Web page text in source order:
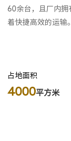
60余台，且厂内拥
着快捷高效的运输。
占地面积
4000平方米